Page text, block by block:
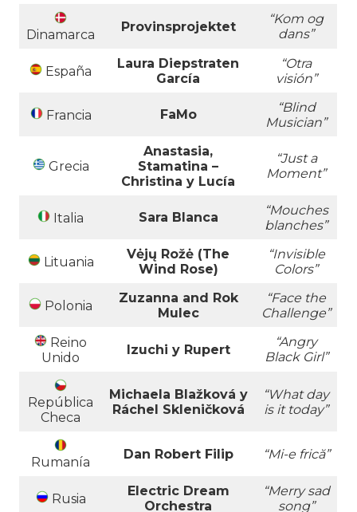
Dinamarca
Provinsprojektet
“Kom og
dans”
España
Laura Diepstraten
García
“Otra
visión”
Francia FaMo
“Blind
Musician”
Grecia
Anastasia,
Stamatina –
Christina y Lucía
“Just a
Moment”
Italia Sara Blanca
“Mouches
blanches”
Lituania
Vėjų Rožė (The
Wind Rose)
“Invisible
Colors”
Polonia
Zuzanna and Rok
Mulec
“Face the
Challenge”
Reino
Unido
Izuchi y Rupert
“Angry
Black Girl”
República
Checa
Michaela Blažková y
Ráchel Skleničková
“What day
is it today”
Rumanía
Dan Robert Filip “Mi-e frică”
Rusia
Electric Dream
Orchestra
“Merry sad
song”